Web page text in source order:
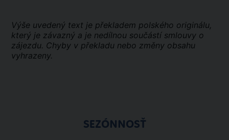
Výše uvedený text je překladem polského originálu,
který je závazný a je nedílnou součástí smlouvy o
zájezdu. Chyby v překladu nebo změny obsahu
vyhrazeny.
SEZÓNNOSŤ